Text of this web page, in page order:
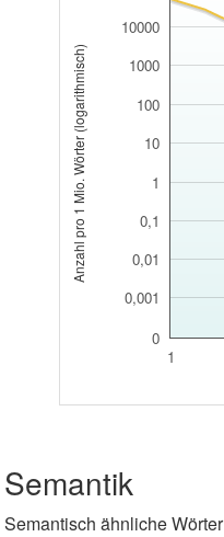
1
0
1
10
100
1000
10000
0,001
0,01
0,1
Anzahl pro 1 Mio. Wörter (logarithmisch)
Semantik
Semantisch ähnliche Wörter